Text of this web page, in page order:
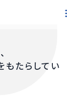
たらしてい